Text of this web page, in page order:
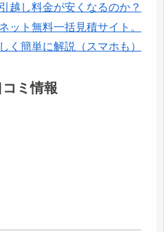
越し料金が安くなるのか？
ネット無料一括見積サイト。
く簡単に解説（スマホも）
ミ情報